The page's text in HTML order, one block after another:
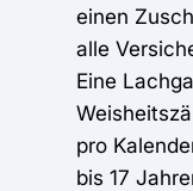
einen
alle
Eine
pro
bis 17